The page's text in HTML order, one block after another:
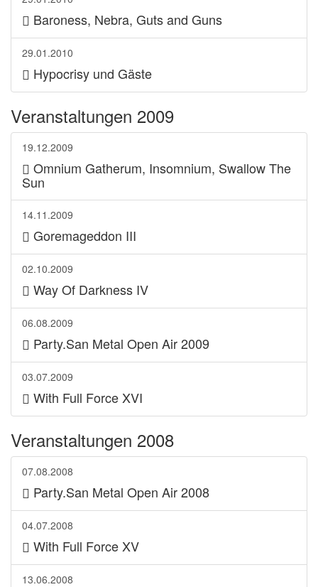
Baroness, Nebra, Guts and Guns
29.01.2010
Hypocrisy und Gäste
Veranstaltungen 2009
19.12.2009
Omnium Gatherum, Insomnium, Swallow The
Sun
14.11.2009
Goremageddon III
02.10.2009
Way Of Darkness IV
06.08.2009
Party.San Metal Open Air 2009
03.07.2009
With Full Force XVI
Veranstaltungen 2008
07.08.2008
Party.San Metal Open Air 2008
04.07.2008
With Full Force XV
13.06.2008